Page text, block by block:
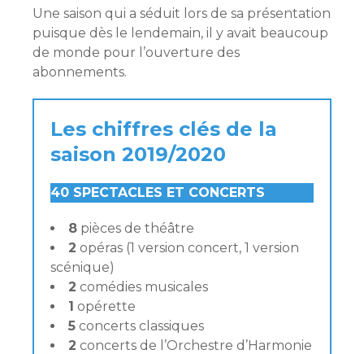
Une saison qui a séduit lors de sa présentation
puisque dès le lendemain, il y avait beaucoup
de monde pour l’ouverture des
abonnements.
Les chiffres clés de la
saison 2019/2020
40 SPECTACLES ET CONCERTS
8 pièces de théâtre
2 opéras (1 version concert, 1 version
scénique)
2 comédies musicales
1 opérette
5 concerts classiques
2 concerts de l’Orchestre d’Harmonie